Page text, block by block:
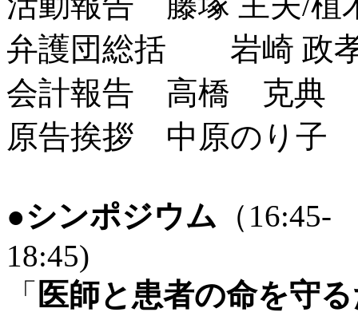
弁護団総括 岩崎 政
会計報告 高橋 克典
原告挨拶 中原のり子
●シンポジウム （16:45-
18:45)
「 医師と患者の命を守